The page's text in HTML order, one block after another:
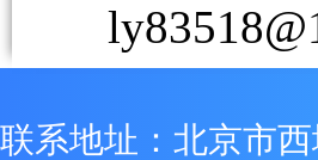
联系地址：北京市